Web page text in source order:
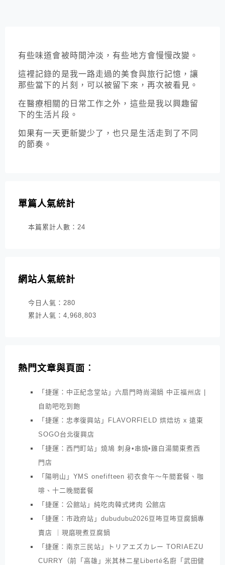
有些味道會被時間沖淡，有些地方會慢慢改變。
這裡記錄的是我一路走過的美食與旅行記憶，讓
那些當下的片刻，可以被留下來，再次被看見。
在醫療相關的日常工作之外，這些是我以興趣留
下的生活片段。
如果有一天更新變少了，也只是生活走到了不同
的節奏。
單篇人氣統計
本篇累計人數： 24
網站人氣統計
今日人氣： 280
累計人氣： 4,968,803
熱門文章與頁面︰
「捷運：中正紀念堂站」六扇門時尚湯鍋 中正福州店 |
自助吧吃到飽
「捷運：忠孝復興站」FLAVORFIELD 烘焙坊 x 遠東
SOGO台北復興店
「捷運：西門町站」燒鳩 刺身•串燒•雞白湯關東煮西
門店
「陽明山」YMS onefifteen 初衣食午～午間套餐、咖
啡、十二晚間套餐
「捷運：公館站」純吃肉韓式烤肉 公館店
「捷運：市政府站」dubudubu2026豆咘豆咘豆腐鍋專
賣店 ｜現磨現煮豆腐鍋
「捷運：南京三民站」トリアエズカレー TORIAEZU
CURRY（前「高雄」米其林二星Liberté名廚「武田健